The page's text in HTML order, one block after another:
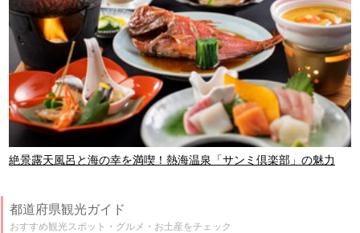
絶景露天風呂と海の幸を満喫！熱海温泉「サンミ倶楽部」の魅力
都道府県観光ガイド
おすすめ観光スポット・グルメ・お土産をチェック